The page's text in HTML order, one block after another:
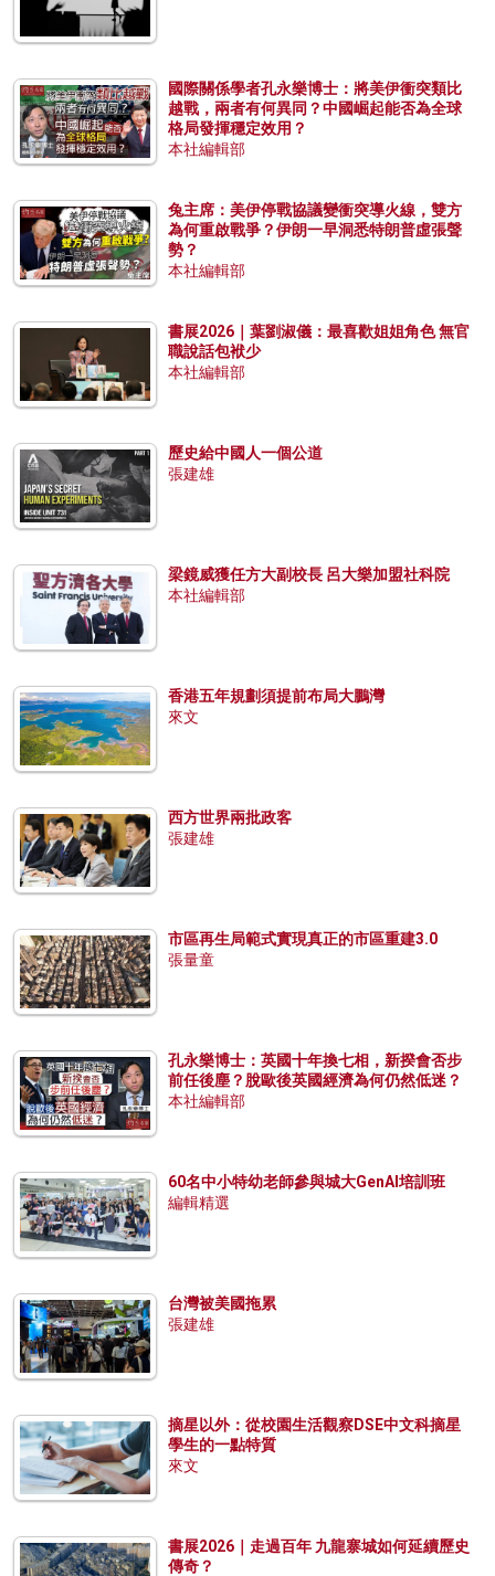
國際關係學者孔永樂博士：將美伊衝突類比
越戰，兩者有何異同？中國崛起能否為全球
格局發揮穩定效用？
本社編輯部
兔主席：美伊停戰協議變衝突導火線，雙方
為何重啟戰爭？伊朗一早洞悉特朗普虛張聲
勢？
本社編輯部
書展2026｜葉劉淑儀：最喜歡姐姐角色 無官
職說話包袱少
本社編輯部
歷史給中國人一個公道
張建雄
梁鏡威獲任方大副校長 呂大樂加盟社科院
本社編輯部
香港五年規劃須提前布局大鵬灣
來文
西方世界兩批政客
張建雄
市區再生局範式實現真正的市區重建3.0
張量童
孔永樂博士：英國十年換七相，新揆會否步
前任後塵？脫歐後英國經濟為何仍然低迷？
本社編輯部
60名中小特幼老師參與城大GenAI培訓班
編輯精選
台灣被美國拖累
張建雄
摘星以外：從校園生活觀察DSE中文科摘星
學生的一點特質
來文
書展2026｜走過百年 九龍寨城如何延續歷史
傳奇？